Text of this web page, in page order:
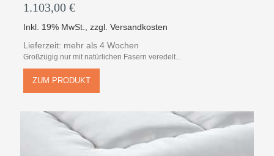
1.103,00 €
Inkl. 19% MwSt.,zzgl.Versandkosten
Lieferzeit: mehr als 4 Wochen
Großzügig nur mit natürlichen Fasern veredelt...
ZUM PRODUKT